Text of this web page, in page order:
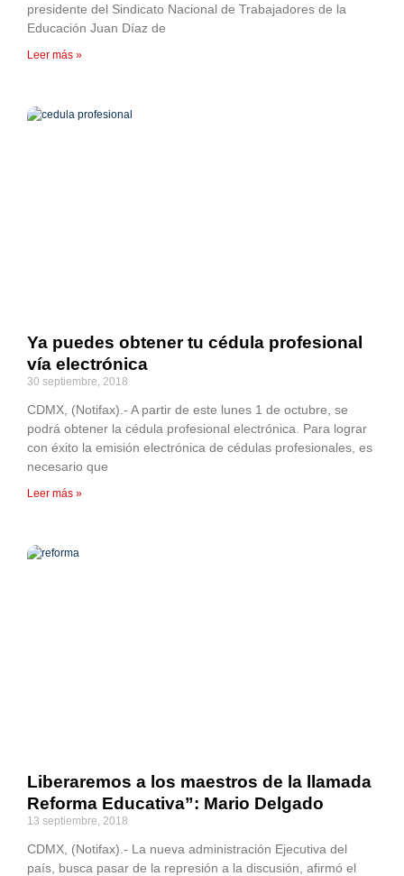
presidente del Sindicato Nacional de Trabajadores de la
Educación Juan Díaz de
Leer más »
Ya puedes obtener tu cédula profesional
vía electrónica
30 septiembre, 2018
CDMX, (Notifax).- A partir de este lunes 1 de octubre, se
podrá obtener la cédula profesional electrónica. Para lograr
con éxito la emisión electrónica de cédulas profesionales, es
necesario que
Leer más »
Liberaremos a los maestros de la llamada
Reforma Educativa”: Mario Delgado
13 septiembre, 2018
CDMX, (Notifax).- La nueva administración Ejecutiva del
país, busca pasar de la represión a la discusión, afirmó el